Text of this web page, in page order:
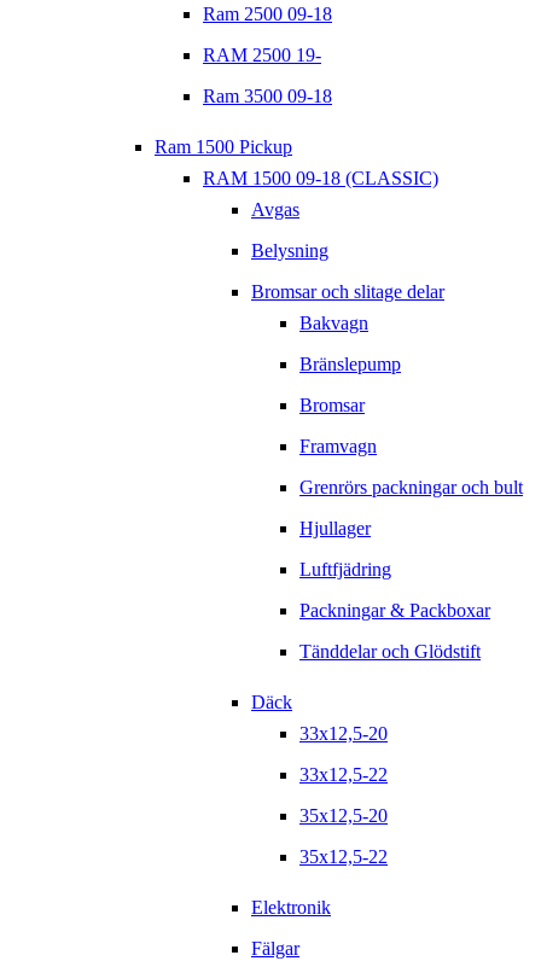
Ram 2500 09-18
RAM 2500 19-
Ram 3500 09-18
Ram 1500 Pickup
RAM 1500 09-18 (CLASSIC)
Avgas
Belysning
Bromsar och slitage delar
Bakvagn
Bränslepump
Bromsar
Framvagn
Grenrörs packningar och bult
Hjullager
Luftfjädring
Packningar & Packboxar
Tänddelar och Glödstift
Däck
33x12,5-20
33x12,5-22
35x12,5-20
35x12,5-22
Elektronik
Fälgar